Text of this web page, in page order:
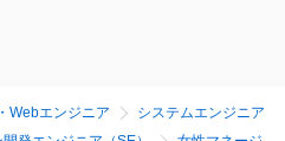
Webエンジニア
システムエンジニア